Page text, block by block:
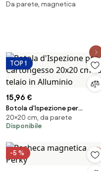
Montana
Da parete, magnetica
TOP 1
15,96 €
Botola d'Ispezione per
Cartongesso 20x20 cm con
telaio in Alluminio
20×20 cm, da parete
Disponibile
-5 %